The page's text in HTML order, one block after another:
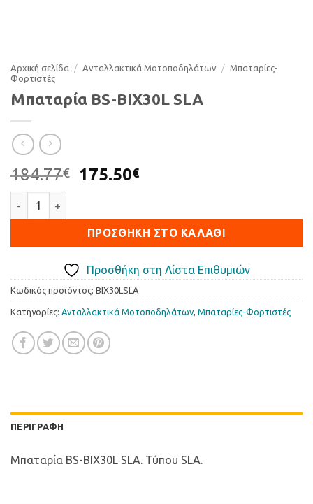
Αρχική σελίδα / Ανταλλακτικά Μοτοποδηλάτων / Μπαταρίες-
Φορτιστές
Μπαταρία BS-BIX30L SLA
184.77€
Original
184.77€.
175.50€Η
είναι:
175.50€.
ΠΡΟΣΘΉΚΗ ΣΤΟ ΚΑΛΆΘΙ
Προσθήκη στη Λίστα Επιθυμιών
Κωδικός προϊόντος: BIX30LSLA
Κατηγορίες: Ανταλλακτικά Μοτοποδηλάτων, Μπαταρίες-Φορτιστές
ΠΕΡΙΓΡΑΦΉ
Μπαταρία BS-BIX30L SLA. Τύπου SLA.